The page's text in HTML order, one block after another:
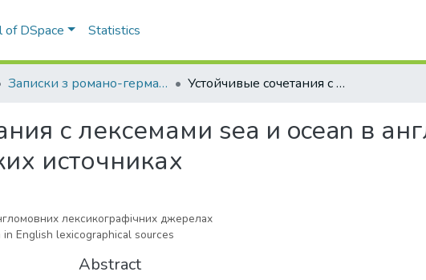
of DSpace Statistics
Записки з романо-германської філології Устойчивые сочетания с лексемами sea и ocean в англоязычных лексикографических источниках
с лексемами sea и ocean в
источниках
лексикографічних джерелах
English lexicographical sources
Abstract